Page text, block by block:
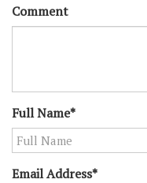
Comment
Full Name*
Email Address*